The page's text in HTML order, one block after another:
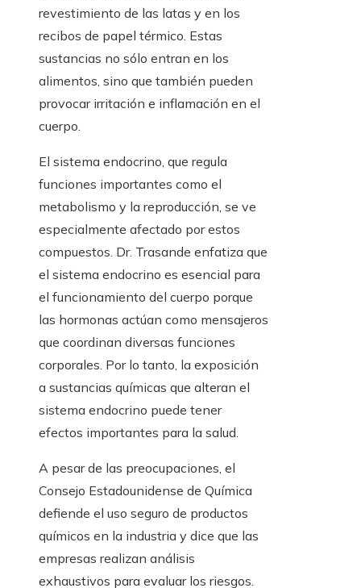
revestimiento de las latas y en los
recibos de papel térmico. Estas
sustancias no sólo entran en los
alimentos, sino que también pueden
provocar irritación e inflamación en el
cuerpo.
El sistema endocrino, que regula
funciones importantes como el
metabolismo y la reproducción, se ve
especialmente afectado por estos
compuestos. Dr. Trasande enfatiza que
el sistema endocrino es esencial para
el funcionamiento del cuerpo porque
las hormonas actúan como mensajeros
que coordinan diversas funciones
corporales. Por lo tanto, la exposición
a sustancias químicas que alteran el
sistema endocrino puede tener
efectos importantes para la salud.
A pesar de las preocupaciones, el
Consejo Estadounidense de Química
defiende el uso seguro de productos
químicos en la industria y dice que las
empresas realizan análisis
exhaustivos para evaluar los riesgos.